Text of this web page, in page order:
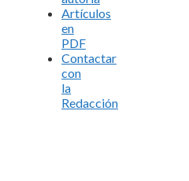
Artículos
en
PDF
Contactar
con
la
Redacción